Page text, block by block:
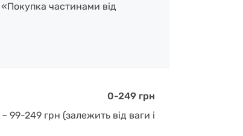
частинами від
0-249 грн
99-249 грн (залежить від ваги і